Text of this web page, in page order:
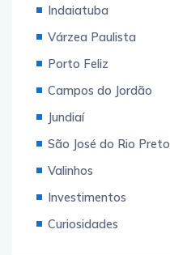
Indaiatuba
Várzea Paulista
Porto Feliz
Campos do Jordão
Jundiaí
São José do Rio Preto
Valinhos
Investimentos
Curiosidades